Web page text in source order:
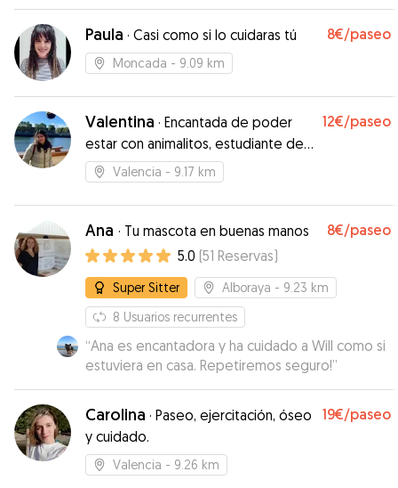
Paula · Casi como si lo cuidaras tú 8€/paseo
Moncada - 9.09 km
Valentina · Encantada de poder
estar con animalitos, estudiante de
veterinaria
12€/paseo
Valencia - 9.17 km
Ana · Tu mascota en buenas manos 8€/paseo
5.0 (51 Reservas)
Super Sitter Alboraya - 9.23 km
8 Usuarios recurrentes
“Ana es encantadora y ha cuidado a Will como si
estuviera en casa. Repetiremos seguro!”
Carolina · Paseo, ejercitación, óseo
y cuidado.
19€/paseo
Valencia - 9.26 km